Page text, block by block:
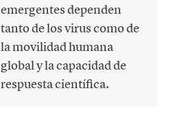
emergentes dependen
tanto de los virus como de
la movilidad humana
global y la capacidad de
respuesta científica.